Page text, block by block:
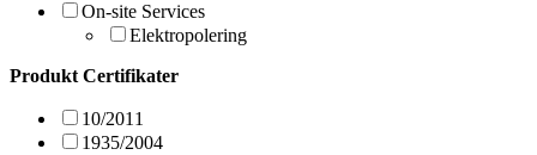
On-site Services
Elektropolering
Produkt Certifikater
10/2011
1935/2004